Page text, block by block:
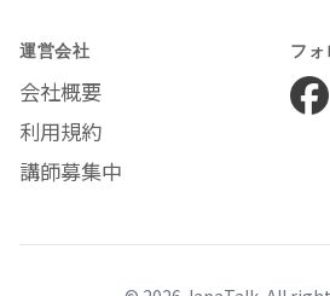
運営会社
会社概要
利用規約
講師募集中
フ